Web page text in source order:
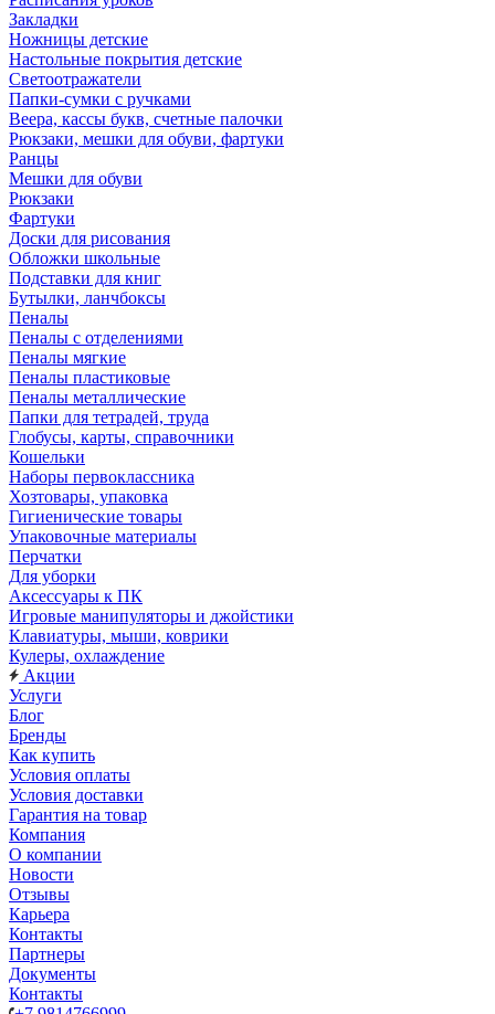
Закладки
Ножницы детские
Настольные покрытия детские
Светоотражатели
Папки-сумки с ручками
Веера, кассы букв, счетные палочки
Рюкзаки, мешки для обуви, фартуки
Ранцы
Мешки для обуви
Рюкзаки
Фартуки
Доски для рисования
Обложки школьные
Подставки для книг
Бутылки, ланчбоксы
Пеналы
Пеналы с отделениями
Пеналы мягкие
Пеналы пластиковые
Пеналы металлические
Папки для тетрадей, труда
Глобусы, карты, справочники
Кошельки
Наборы первоклассника
Хозтовары, упаковка
Гигиенические товары
Упаковочные материалы
Перчатки
Для уборки
Аксессуары к ПК
Игровые манипуляторы и джойстики
Клавиатуры, мыши, коврики
Кулеры, охлаждение
Акции
Услуги
Блог
Бренды
Как купить
Условия оплаты
Условия доставки
Гарантия на товар
Компания
О компании
Новости
Отзывы
Карьера
Контакты
Партнеры
Документы
Контакты